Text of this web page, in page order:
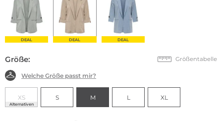
DEAL DEAL DEAL
Größe: Größentabelle
Welche Größe passt mir?
XS
Alternativen
S M L XL